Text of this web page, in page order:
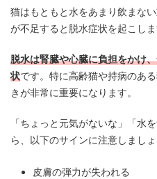
猫はもともと水をあまり飲まな
が不足すると脱水症状を起こしま
脱水は腎臓や心臓に負担をかけ
状です。特に高齢猫や持病のあ
きが非常に重要になります。
「ちょっと元気がないな」「水
ら、以下のサインに注意しましょ
皮膚の弾力が失われる